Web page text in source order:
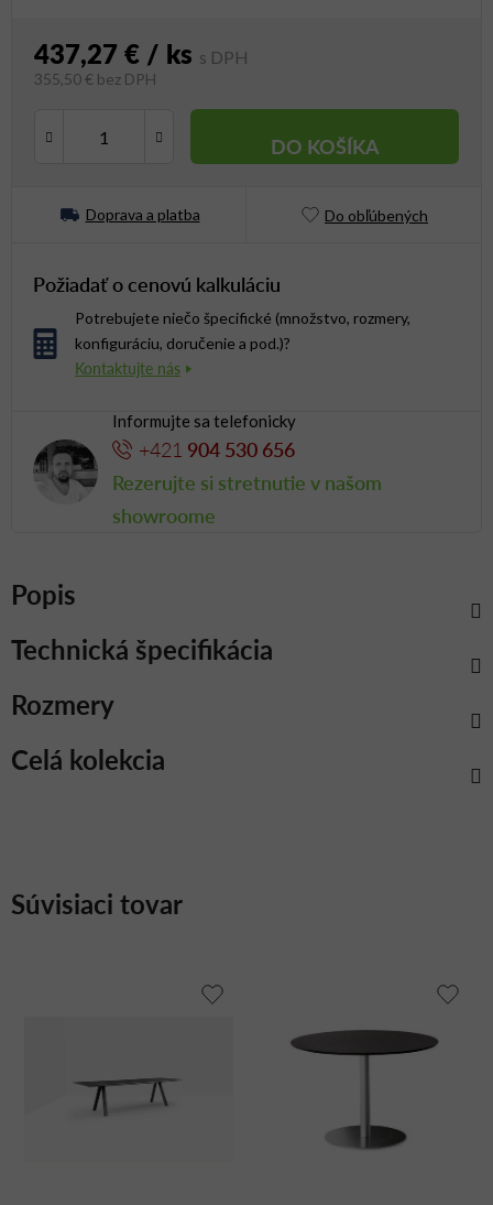
437,27 € / ks
355,50 € bez DPH
DO KOŠÍKA
Doprava a platba Do obľúbených
Požiadať o cenovú kalkuláciu
Potrebujete niečo špecifické (množstvo, rozmery,
konfiguráciu, doručenie a pod.)?
Informujte sa telefonicky
+421 904 530 656
Rezerujte si stretnutie v našom
showroome
Popis
Celá kolekcia
Rozmery
Technická špecifikácia
Súvisiaci tovar